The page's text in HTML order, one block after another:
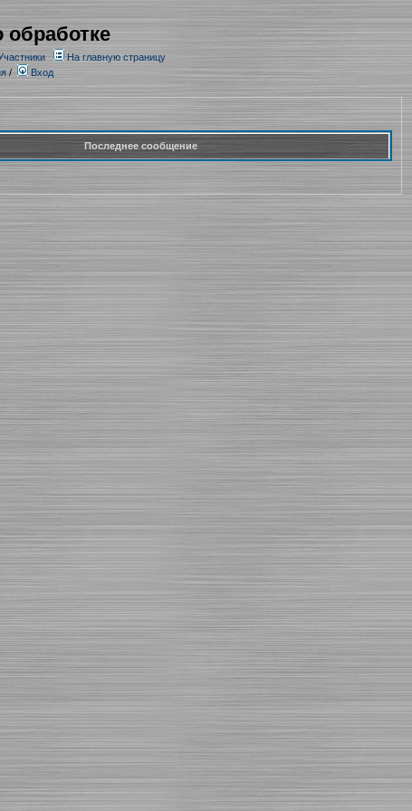
обработке
На главную страницу
/ Вход
Последнее сообщение